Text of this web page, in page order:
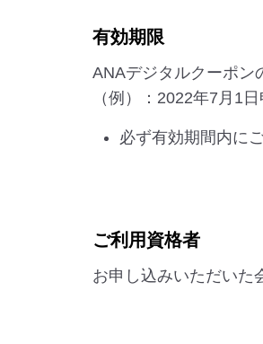
有効期限
ANAデジタルクーポン
（例）：2022年7月1
必ず有効期間内に
ご利用資格者
お申し込みいただいた